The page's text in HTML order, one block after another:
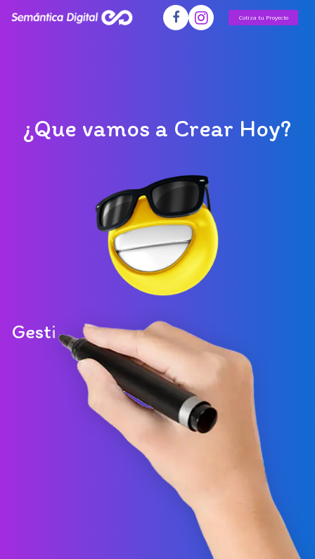
Cotiza tu Proyecto
¿Que vamos a Crear Hoy?
Gestionamost